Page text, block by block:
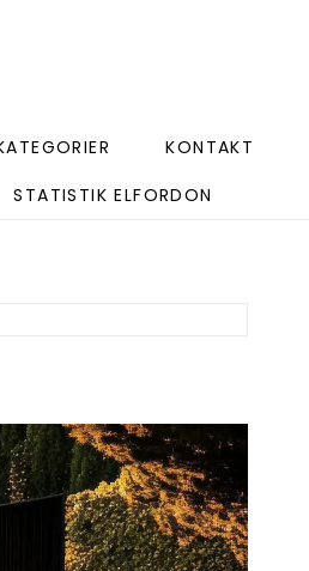
KONTAKT
STATISTIK ELFORDON